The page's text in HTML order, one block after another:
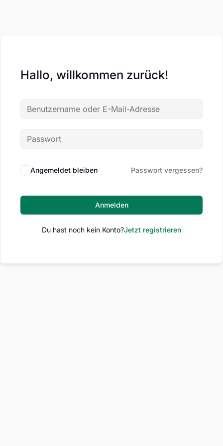
Hallo, willkommen zurück!
Angemeldet bleiben Passwort vergessen?
Anmelden
Du hast noch kein Konto?Jetzt registrieren